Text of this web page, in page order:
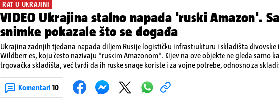
RAT U UKRAJINI
VIDEO Ukrajina stalno napada 'ruski Amazon'.
snimke pokazale što se događa
Ukrajina zadnjih tjedana napada diljem Rusije logističku infrastrukturu i skladišta divovske
Wildberries, koju često nazivaju "ruskim Amazonom". Kijev na ove objekte ne gleda samo
trgovačka skladišta, već tvrdi da ih ruske snage koriste i za vojne potrebe, odnosno za
ruska bombardiranja ukrajinske poštanske i logističke infrastrukture te kao način da se
rata prenesu dublje na ruski teritorij i približe običnim građanima.
Komentari 10